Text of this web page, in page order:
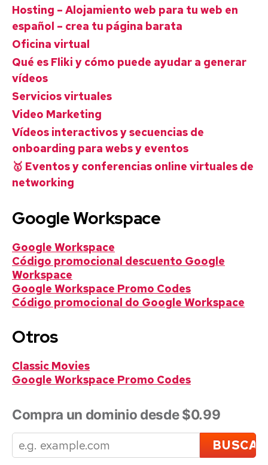
Hosting – Alojamiento web para tu web en
español – crea tu página barata
Oficina virtual
Qué es Fliki y cómo puede ayudar a generar
vídeos
Servicios virtuales
Video Marketing
Vídeos interactivos y secuencias de
onboarding para webs y eventos
🥇 Eventos y conferencias online virtuales de
networking
Google Workspace
Google Workspace
Código promocional descuento Google
Workspace
Google Workspace Promo Codes
Código promocional do Google Workspace
Otros
Classic Movies
Google Workspace Promo Codes
Compra un dominio desde $0.99